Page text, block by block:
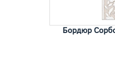
Бордюр